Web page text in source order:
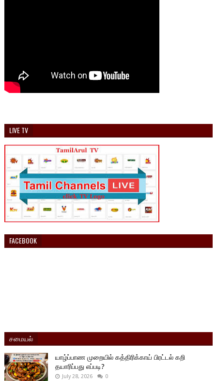
LIVE TV
FACEBOOK
சமையல்
யாழ்ப்பாண முறையில் கத்திரிக்காய் பிரட்டல் கறி
தயாரிப்பது எப்படி?
July 28, 2026 0